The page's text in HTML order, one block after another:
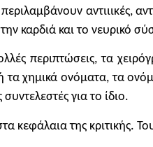
αντιιικές,
καρδιά και το νευρικό
περιπτώσεις, τα
χημικά ονόματα, τα
για το ίδιο.
της κριτικής.